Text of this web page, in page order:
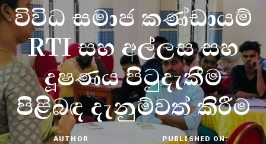
විවිධ සමාජ කණ්ඩායම්
RTI සහ අල්ලස සහ
දූෂණය පිටුදැකීම
පිළිබඳ දැනුම්වත් කිරීම
AUTHOR PUBLISHED ON: